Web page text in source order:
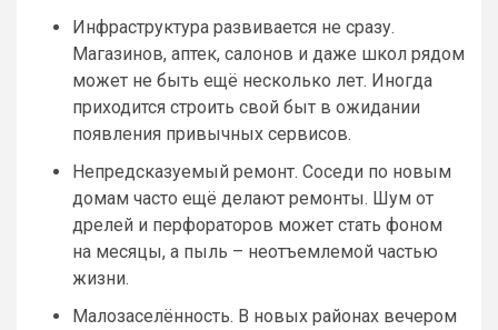
Инфраструктура развивается не сразу.
Магазинов, аптек, салонов и даже школ рядом
может не быть ещё несколько лет. Иногда
приходится строить свой быт в ожидании
появления привычных сервисов.
Непредсказуемый ремонт. Соседи по новым
домам часто ещё делают ремонты. Шум от
дрелей и перфораторов может стать фоном
на месяцы, а пыль – неотъемлемой частью
жизни.
Малозаселённость. В новых районах вечером